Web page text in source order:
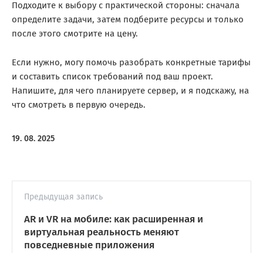
Подходите к выбору с практической стороны: сначала
определите задачи, затем подберите ресурсы и только
после этого смотрите на цену.
Если нужно, могу помочь разобрать конкретные тарифы
и составить список требований под ваш проект.
Напишите, для чего планируете сервер, и я подскажу, на
что смотреть в первую очередь.
19. 08. 2025
Предыдущая запись
AR и VR на мобиле: как расширенная и
виртуальная реальность меняют
повседневные приложения